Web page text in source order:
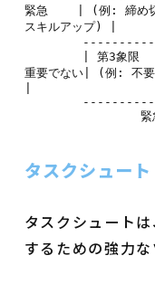
緊急    | (例: 締め切
スキルアップ) |
重要でない| (例: 不
タスクシュート
タスクシュート
するための強力な